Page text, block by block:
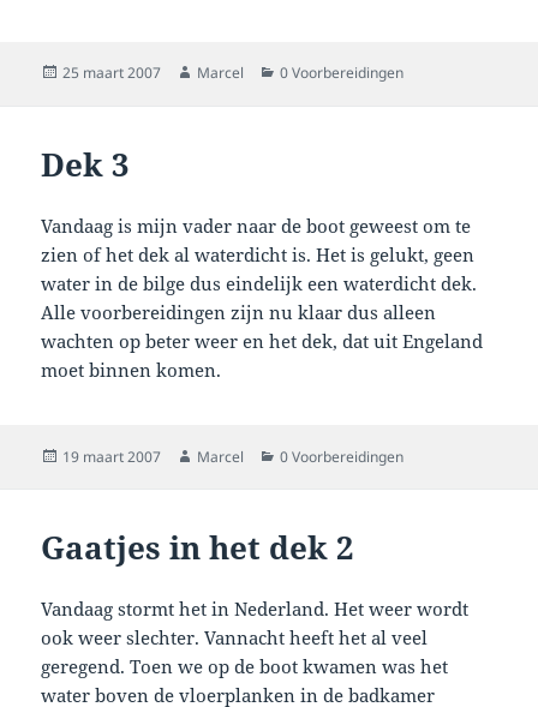
Geplaatst
25 maart 2007 Auteur
Marcel Categorieën
0 Voorbereidingen
Dek 3
Vandaag is mijn vader naar de boot geweest om te
zien of het dek al waterdicht is. Het is gelukt, geen
water in de bilge dus eindelijk een waterdicht dek.
Alle voorbereidingen zijn nu klaar dus alleen
wachten op beter weer en het dek, dat uit Engeland
moet binnen komen.
Geplaatst
19 maart 2007 Auteur
Marcel Categorieën
0 Voorbereidingen
Gaatjes in het dek 2
Vandaag stormt het in Nederland. Het weer wordt
ook weer slechter. Vannacht heeft het al veel
geregend. Toen we op de boot kwamen was het
water boven de vloerplanken in de badkamer